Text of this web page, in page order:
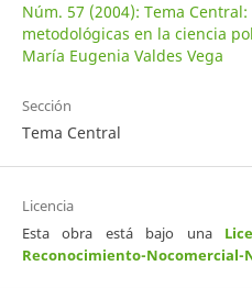
Núm. 57 (2004): Tema
metodológicas en la ciencia
María Eugenia Valdes Vega
Sección
Tema Central
Licencia
Esta obra está bajo una
Reconocimiento-Nocomercial-